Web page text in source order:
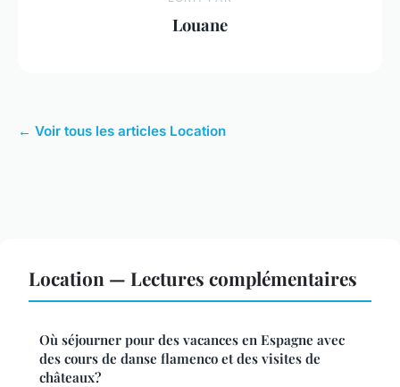
Louane
← Voir tous les articles Location
Location — Lectures complémentaires
Où séjourner pour des vacances en Espagne avec
des cours de danse flamenco et des visites de
châteaux?